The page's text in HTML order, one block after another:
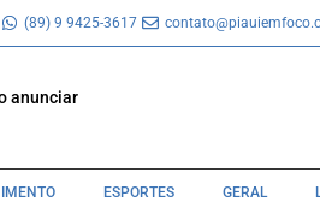
(89) 9 9425-3617
anunciar
ESPORTES GERAL